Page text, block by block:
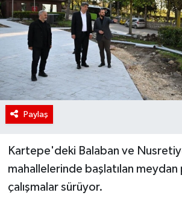
Paylaş
Kartepe'deki Balaban ve
mahallelerinde başlatılan
çalışmalar sürüyor.